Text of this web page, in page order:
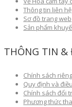
Thông tin liên hệ
Sơ đồ trang web
Sản phẩm
THÔNG TIN &
Chính sách
Quy định và
Chính sách đổi
Phương thức